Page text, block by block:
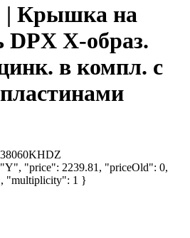
| Крышка на
DPX X-образ.
в компл. с
38060KHDZ
"price": 2239.81, "priceOld": 0,
"multiplicity": 1 }